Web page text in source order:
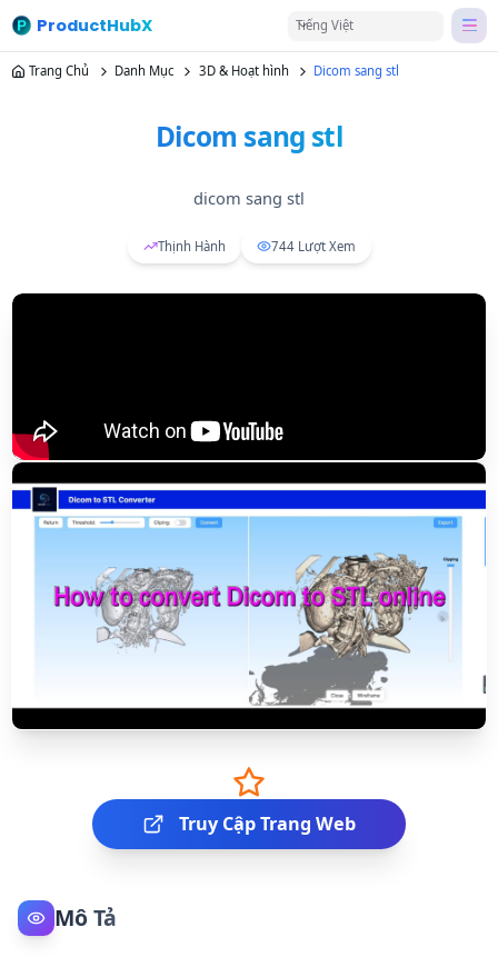
ProductHubX Tiếng Việt
Trang Chủ Danh Mục 3D & Hoạt hình Dicom sang stl
Dicom sang stl
dicom sang stl
Thịnh Hành 744 Lượt Xem
Truy Cập Trang Web
Mô Tả